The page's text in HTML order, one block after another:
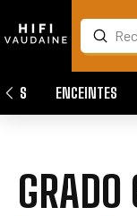
Search
ENCEINTES